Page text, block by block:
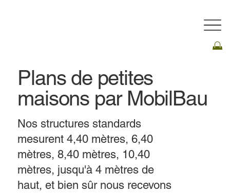
Nos structures standards
mesurent 4,40 mètres, 6,40
mètres, 8,40 mètres, 10,40
mètres, jusqu'à 4 mètres de
haut, et bien sûr nous recevons
Plans de petites
maisons par MobilBau